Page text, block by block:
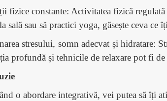
fizice constante: Activitatea fizică
sală sau să practici yoga, găsește ceva
stresului, somn adecvat și hidratare:
profundă și tehnicile de relaxare pot fi
o abordare integrativă, vei putea să îți